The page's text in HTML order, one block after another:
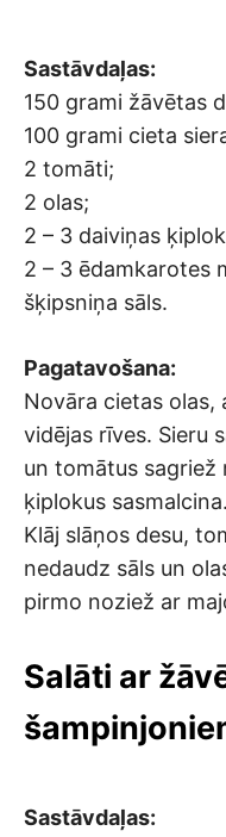
Sastāvdaļas:
150 grami žāvētas
100 grami cieta
2 tomāti;
2 olas;
2 – 3 daiviņas
2 – 3 ēdamkarotes
šķipsniņa sāls.
Pagatavošana:
Novāra cietas olas,
vidējas rīves. Sieru
un tomātus sagriež
ķiplokus sasmalcina.
Klāj slāņos desu,
nedaudz sāls un
pirmo noziež ar
Salāti ar
Sastāvdaļas: